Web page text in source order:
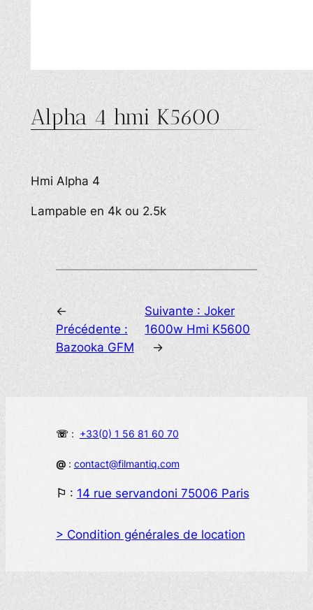
Alpha 4 hmi K5600
Hmi Alpha 4
Lampable en 4k ou 2.5k
←
Précédente :
Bazooka GFM
Suivante :Joker
1600w Hmi K5600
→
☏ : +33(0) 1 56 81 60 70
@: contact@filmantiq.com
⚐ : 14 rue servandoni 75006 Paris
> Condition générales de location